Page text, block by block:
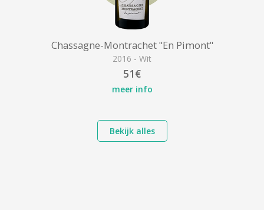
Chassagne-Montrachet "En Pimont"
2016 - Wit
51€
meer info
Bekijk alles